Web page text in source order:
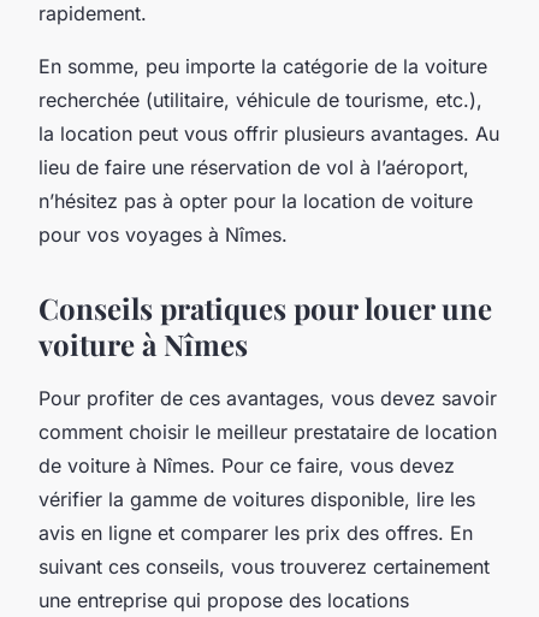
rapidement.
En somme, peu importe la catégorie de la voiture
recherchée (utilitaire, véhicule de tourisme, etc.),
la location peut vous offrir plusieurs avantages. Au
lieu de faire une réservation de vol à l’aéroport,
n’hésitez pas à opter pour la location de voiture
pour vos voyages à Nîmes.
Conseils pratiques pour louer une
voiture à Nîmes
Pour profiter de ces avantages, vous devez savoir
comment choisir le meilleur prestataire de location
de voiture à Nîmes. Pour ce faire, vous devez
vérifier la gamme de voitures disponible, lire les
avis en ligne et comparer les prix des offres. En
suivant ces conseils, vous trouverez certainement
une entreprise qui propose des locations